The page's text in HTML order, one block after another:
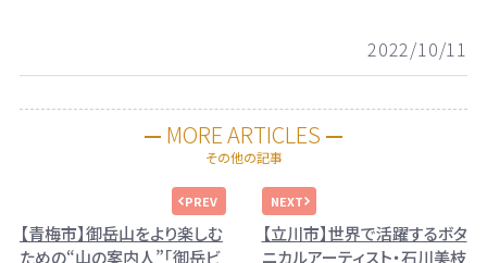
2022/10/11
MORE ARTICLES
その他の記事
【青梅市】御岳山をより楽しむ
ための“山の案内人”｢御岳ビ
【立川市】世界で活躍するボタ
ニカルアーティスト・石川美枝